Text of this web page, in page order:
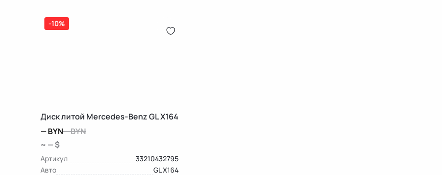
-10%
Диск литой Mercedes-Benz GL X164
—BYN—BYN
~ — $
Артикул
33210432795
Авто
GL X164